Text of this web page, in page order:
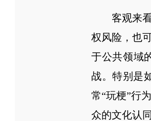
客观来
权风险，也
于公共领域
战。特别是
常“玩梗”行
众的文化认同